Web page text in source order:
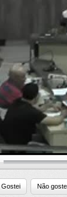
Gostei Não